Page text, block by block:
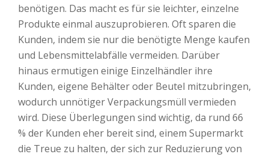
benötigen. Das macht es für sie leichter, einzelne
Produkte einmal auszuprobieren. Oft sparen die
Kunden, indem sie nur die benötigte Menge kaufen
und Lebensmittelabfälle vermeiden. Darüber
hinaus ermutigen einige Einzelhändler ihre
Kunden, eigene Behälter oder Beutel mitzubringen,
wodurch unnötiger Verpackungsmüll vermieden
wird. Diese Überlegungen sind wichtig, da rund 66
% der Kunden eher bereit sind, einem Supermarkt
die Treue zu halten, der sich zur Reduzierung von